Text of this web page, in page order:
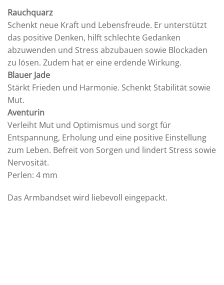
Rauchquarz
Schenkt neue Kraft und Lebensfreude. Er unterstützt
das positive Denken, hilft schlechte Gedanken
abzuwenden und Stress abzubauen sowie Blockaden
zu lösen. Zudem hat er eine erdende Wirkung.
Blauer Jade
Stärkt Frieden und Harmonie. Schenkt Stabilität sowie
Mut.
Aventurin
Verleiht Mut und Optimismus und sorgt für
Entspannung, Erholung und eine positive Einstellung
zum Leben. Befreit von Sorgen und lindert Stress sowie
Nervosität.
Perlen: 4 mm
Das Armbandset wird liebevoll eingepackt.